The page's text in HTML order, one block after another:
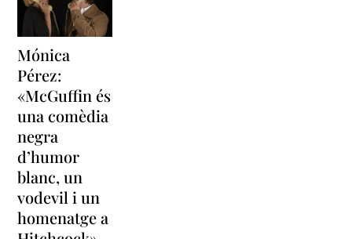
Mónica
Pérez:
«McGuffin és
una comèdia
negra
d’humor
blanc, un
vodevil i un
homenatge a